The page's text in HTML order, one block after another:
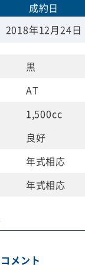
成約日
2018年12月24日
黒
AT
1,500cc
良好
年式相応
年式相応
メント